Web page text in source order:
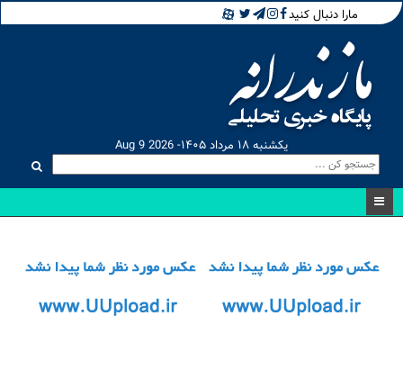
مارا دنبال کنید
یکشنبه ۱۸ مرداد ۱۴۰۵- Aug 9 2026